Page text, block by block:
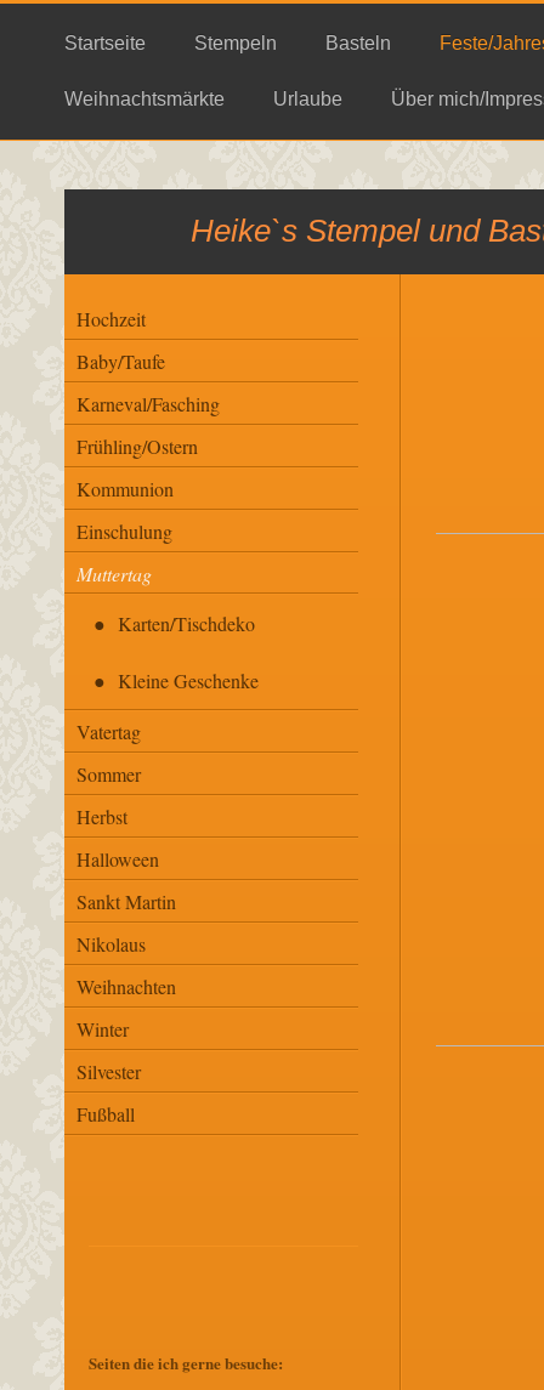
Startseite Stempeln Basteln Feste/
Weihnachtsmärkte Urlaube Über mich/
Heike`s Stempel und
Hochzeit
Baby/Taufe
Karneval/Fasching
Frühling/Ostern
Kommunion
Einschulung
Muttertag
Karten/Tischdeko
Kleine Geschenke
Vatertag
Sommer
Herbst
Halloween
Sankt Martin
Nikolaus
Weihnachten
Winter
Silvester
Fußball
Seiten die ich gerne besuche: